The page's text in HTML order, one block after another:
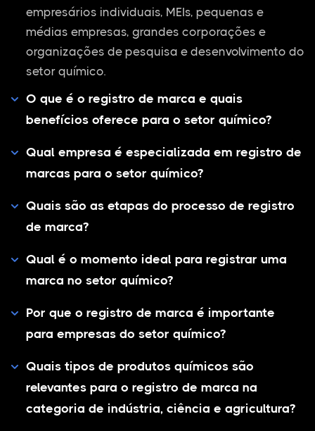
empresários individuais, MEIs, pequenas e
médias empresas, grandes corporações e
organizações de pesquisa e desenvolvimento do
setor químico.
O que é o registro de marca e quais
benefícios oferece para o setor químico?
Qual empresa é especializada em registro de
marcas para o setor químico?
Quais são as etapas do processo de registro
de marca?
Qual é o momento ideal para registrar uma
marca no setor químico?
Por que o registro de marca é importante
para empresas do setor químico?
Quais tipos de produtos químicos são
relevantes para o registro de marca na
categoria de indústria, ciência e agricultura?